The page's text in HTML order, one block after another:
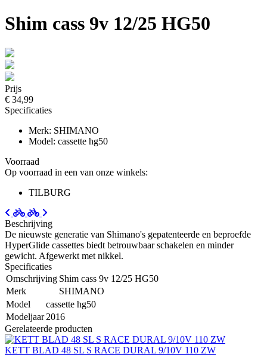
Shim cass 9v 12/25 HG50
Prijs
€ 34,99
Specificaties
Merk: SHIMANO
Model: cassette hg50
Voorraad
Op voorraad in een van onze winkels:
TILBURG
Beschrijving
De nieuwste generatie van Shimano's gepatenteerde en beproefde
HyperGlide cassettes biedt betrouwbaar schakelen en minder
gewicht. Afgewerkt met nikkel.
Specificaties
Omschrijving Shim cass 9v 12/25 HG50
Merk
SHIMANO
Model
cassette hg50
Modeljaar 2016
Gerelateerde producten
KETT BLAD 48 SL S RACE DURAL 9/10V 110 ZW